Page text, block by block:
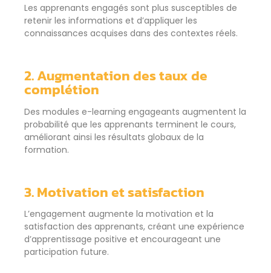
Les apprenants engagés sont plus susceptibles de
retenir les informations et d’appliquer les
connaissances acquises dans des contextes réels.
2. Augmentation des taux de
complétion
Des modules e-learning engageants augmentent la
probabilité que les apprenants terminent le cours,
améliorant ainsi les résultats globaux de la
formation.
3. Motivation et satisfaction
L’engagement augmente la motivation et la
satisfaction des apprenants, créant une expérience
d’apprentissage positive et encourageant une
participation future.